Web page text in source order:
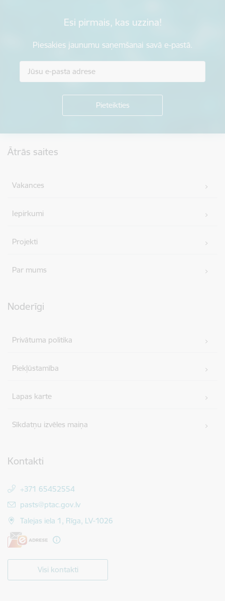
Esi pirmais, kas uzzina!
Piesakies jaunumu saņemšanai savā e-pastā.
Ātrās saites
Vakances
Iepirkumi
Projekti
Par mums
Noderīgi
Privātuma politika
Piekļūstamība
Lapas karte
Sīkdatņu izvēles maiņa
Kontakti
+371 65452554
E-pasts:
pasts@ptac.gov.lv
Talejas iela 1, Rīga, LV-1026
Visi kontakti